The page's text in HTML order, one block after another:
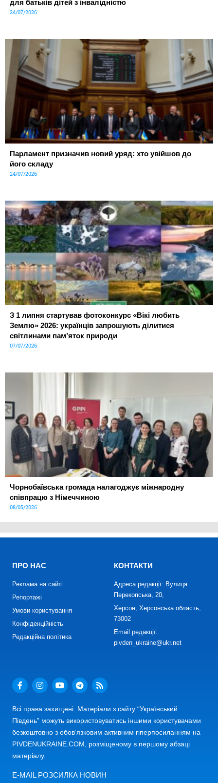
для батьків дітей з інвалідністю
24/07/2026
Парламент призначив новий уряд: хто увійшов до
його складу
24/07/2026
З 1 липня стартував фотоконкурс «Вікі любить
Землю» 2026: українців запрошують ділитися
світлинами пам’яток природи
07/07/2026
Чорнобаївська громада налагоджує міжнародну
співпрацю з Німеччиною
08/05/2026
ПРО НАС
Реклама на сайті
Репортажі
Умови користування
Конфіденційність
Редакційна політика
КОНТАКТИ
Адреса редакції: Вулиця
Перекопська, 20,
Херсон, Херсонська область,
73002
Email редакції:
pivden_ukraine@ukr.net
Всі права захищені. Матеріали з сайту “Український
Південь” можуть використовуватись іншими користувачами
безкоштовно з обов’язковим активним гіперпосиланням на
PIVDENUKRAINE.COM, розміщеному в першому абзаці
матеріалу.
E-MAIL РОЗСИЛКА НОВИН